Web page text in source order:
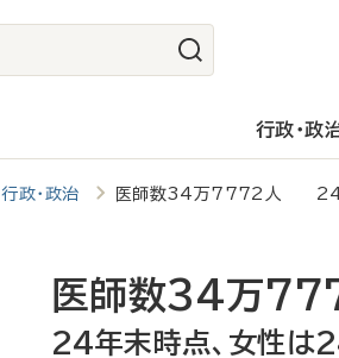
行政・政
行政・政治 医師数34万7772人 24
医師数34万
24年末時点、女性は